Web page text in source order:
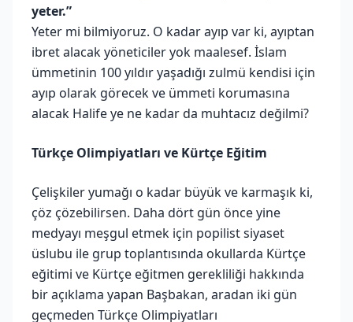
yeter.”
Yeter mi bilmiyoruz. O kadar ayıp var ki, ayıptan
ibret alacak yöneticiler yok maalesef. İslam
ümmetinin 100 yıldır yaşadığı zulmü kendisi için
ayıp olarak görecek ve ümmeti korumasına
alacak Halife ye ne kadar da muhtacız değilmi?
Türkçe Olimpiyatları ve Kürtçe Eğitim
Çelişkiler yumağı o kadar büyük ve karmaşık ki,
çöz çözebilirsen. Daha dört gün önce yine
medyayı meşgul etmek için popilist siyaset
üslubu ile grup toplantısında okullarda Kürtçe
eğitimi ve Kürtçe eğitmen gerekliliği hakkında
bir açıklama yapan Başbakan, aradan iki gün
geçmeden Türkçe Olimpiyatları